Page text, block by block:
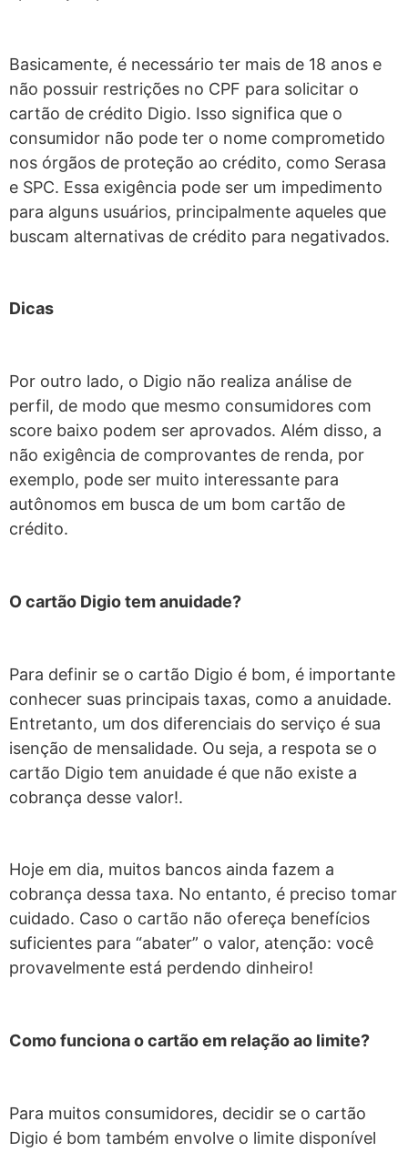
Basicamente, é necessário ter mais de 18 anos e
não possuir restrições no CPF para solicitar o
cartão de crédito Digio. Isso significa que o
consumidor não pode ter o nome comprometido
nos órgãos de proteção ao crédito, como Serasa
e SPC. Essa exigência pode ser um impedimento
para alguns usuários, principalmente aqueles que
buscam alternativas de crédito para negativados.
Dicas
Por outro lado, o Digio não realiza análise de
perfil, de modo que mesmo consumidores com
score baixo podem ser aprovados. Além disso, a
não exigência de comprovantes de renda, por
exemplo, pode ser muito interessante para
autônomos em busca de um bom cartão de
crédito.
O cartão Digio tem anuidade?
Para definir se o cartão Digio é bom, é importante
conhecer suas principais taxas, como a anuidade.
Entretanto, um dos diferenciais do serviço é sua
isenção de mensalidade. Ou seja, a respota se o
cartão Digio tem anuidade é que não existe a
cobrança desse valor!.
Hoje em dia, muitos bancos ainda fazem a
cobrança dessa taxa. No entanto, é preciso tomar
cuidado. Caso o cartão não ofereça benefícios
suficientes para “abater” o valor, atenção: você
provavelmente está perdendo dinheiro!
Como funciona o cartão em relação ao limite?
Para muitos consumidores, decidir se o cartão
Digio é bom também envolve o limite disponível